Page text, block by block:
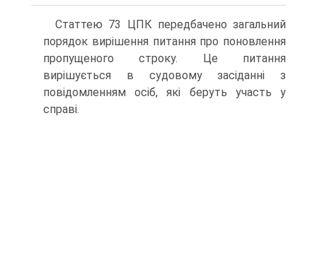
Статтею 73 ЦПК передбачено загальний
порядок вирішення питання про поновлення
пропущеного строку. Це питання
вирішується в судовому засіданні з
повідомленням осіб, які беруть участь у
справі.